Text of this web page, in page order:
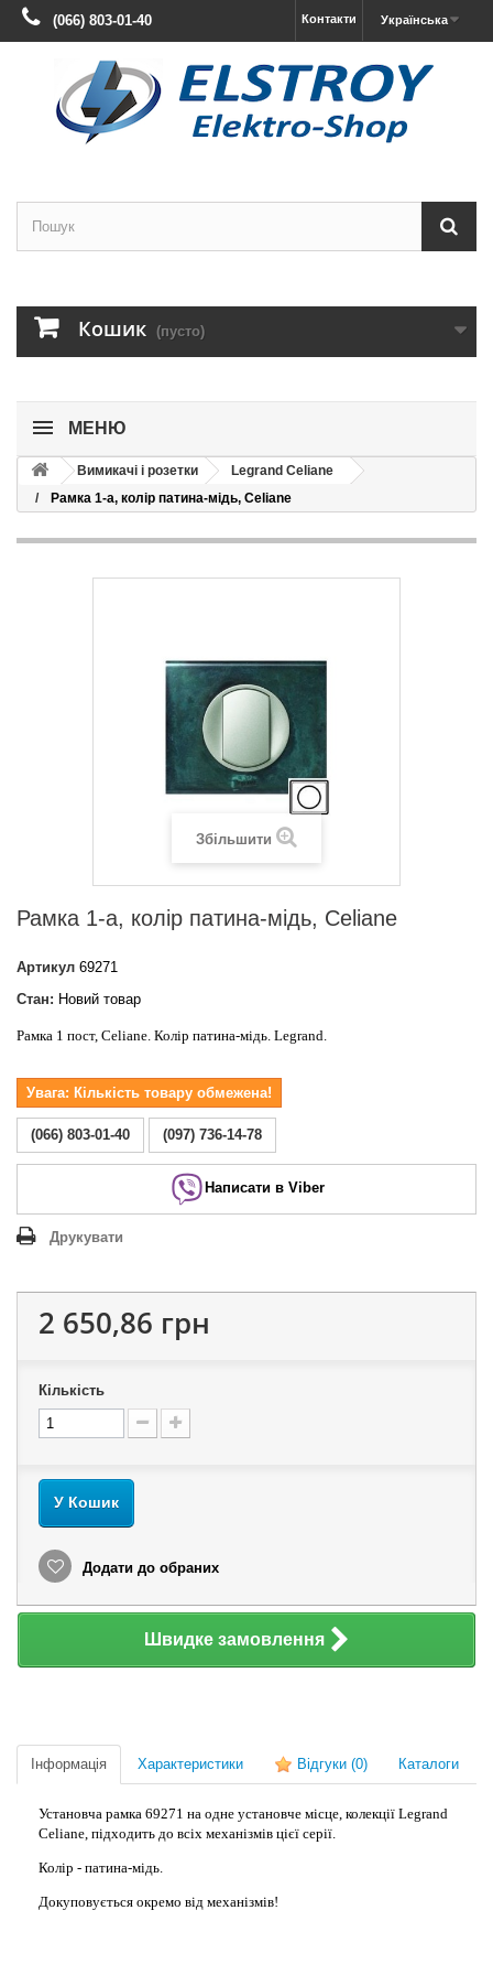
Українська
Контакти
(066) 803-01-40
Кошик (пусто)
МЕНЮ
Вимикачі і розетки
Legrand Celiane
Рамка 1-а, колір патина-мідь, Celiane
Збільшити
Рамка 1-а, колір патина-мідь, Celiane
Артикул 69271
Стан: Новий товар
Рамка 1 пост, Celiane. Колір патина-мідь. Legrand.
Увага: Кількість товару обмежена!
(066) 803-01-40 (097) 736-14-78
Написати в Viber
Друкувати
2 650,86 грн
Кількість
У Кошик
Додати до обраних
Швидке замовлення
Інформація Характеристики Відгуки (0) Каталоги
Установча рамка 69271 на одне установче місце, колекції Legrand
Celiane, підходить до всіх механізмів цієї серії.
Колір - патина-мідь.
Докуповується окремо від механізмів!